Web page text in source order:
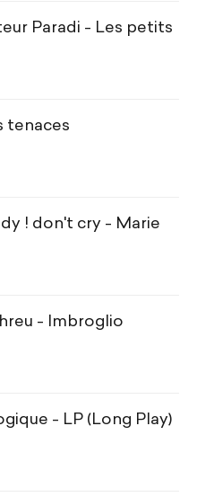
Paradi - Les petits
tenaces
! don't cry - Marie
- Imbroglio
- LP (Long Play)